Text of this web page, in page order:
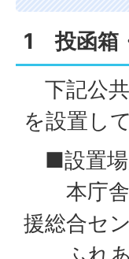
1 投函箱
下記公
を設置し
■設置
本庁舎1
援総合セ